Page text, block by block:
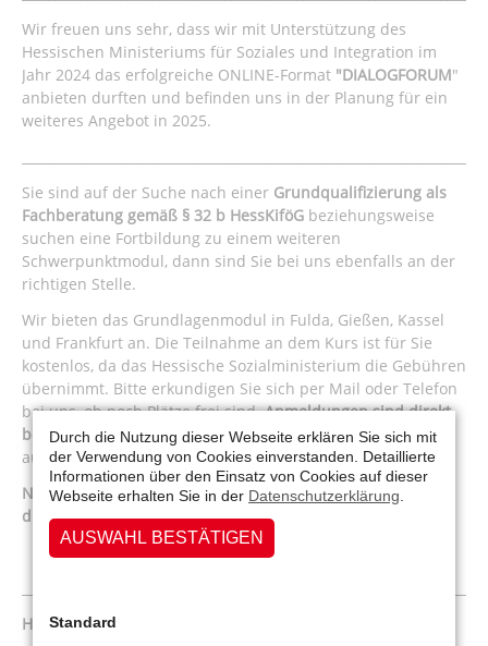
Wir freuen uns sehr, dass wir mit Unterstützung des
Hessischen Ministeriums für Soziales und Integration im
Jahr 2024 das erfolgreiche ONLINE-Format "DIALOGFORUM"
anbieten durften und befinden uns in der Planung für ein
weiteres Angebot in 2025.
Sie sind auf der Suche nach einer Grundqualifizierung als
Fachberatung gemäß § 32 b HessKiföG beziehungsweise
suchen eine Fortbildung zu einem weiteren
Schwerpunktmodul, dann sind Sie bei uns ebenfalls an der
richtigen Stelle.
Wir bieten das Grundlagenmodul in Fulda, Gießen, Kassel
und Frankfurt an. Die Teilnahme an dem Kurs ist für Sie
kostenlos, da das Hessische Sozialministerium die Gebühren
übernimmt. Bitte erkundigen Sie sich per Mail oder Telefon
bei uns, ob noch Plätze frei sind.Anmeldungen sind direkt
bei uns möglich. Das entsprechende PDF finden sie hier
auf dieser Seite, wenn wir aktuell einen Kurs anbieten.
Nächster Kursstart in FULDA: 27.03.2025 (1. Tag Präsenz,
drei Treffen ONLINE)
HIER ZUM DOWNLOAD DER KURSBESCHREIBUNGEN.
Durch die Nutzung dieser Webseite erklären Sie sich mit
der Verwendung von Cookies einverstanden. Detaillierte
Informationen über den Einsatz von Cookies auf dieser
Webseite erhalten Sie in der Datenschutzerklärung
AUSWAHL BESTÄTIGEN
Standard